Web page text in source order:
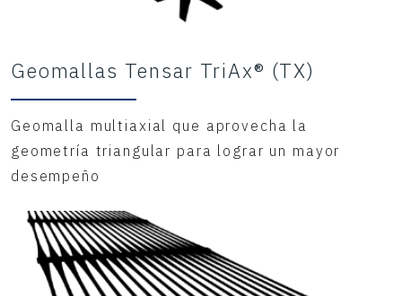
Geomallas Tensar TriAx® (TX)
Geomalla multiaxial que aprovecha la
geometría triangular para lograr un mayor
desempeño